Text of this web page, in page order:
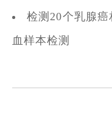
检测20个乳腺
血样本检测